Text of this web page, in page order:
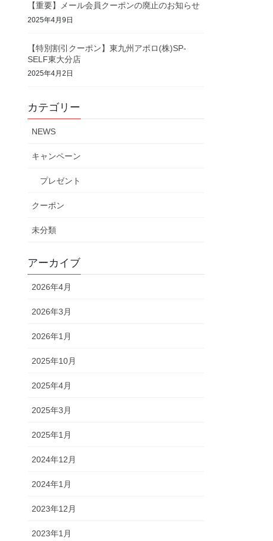
【重要】メール会員クーポンの廃止のお知らせ
2025年4月9日
【特別割引クーポン】東九州アポロ(株)SP-
SELF東大分店
2025年4月2日
カテゴリー
NEWS
キャンペーン
プレゼント
クーポン
未分類
アーカイブ
2026年4月
2026年3月
2026年1月
2025年10月
2025年4月
2025年3月
2025年1月
2024年12月
2024年1月
2023年12月
2023年1月